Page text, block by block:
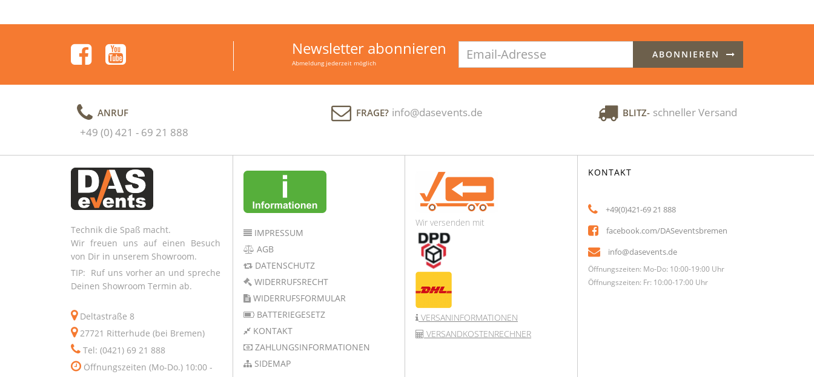
Newsletter abonnieren
Abmeldung jederzeit möglich
Adresse
ABONNIEREN
ANRUF
+49 (0) 421 - 69 21 888
FRAGE? info@dasevents.de BLITZ- schneller Versand
Technik die Spaß macht.
Wir freuen uns auf einen Besuch
von Dir in unserem Showroom.
TIP: Ruf uns vorher an und spreche
Deinen Showroom Termin ab.
Deltastraße 8
27721 Ritterhude (bei Bremen)
Tel: (0421) 69 21 888
Öffnungszeiten (Mo-Do.) 10:00 -
IMPRESSUM
AGB
DATENSCHUTZ
WIDERRUFSRECHT
WIDERRUFSFORMULAR
BATTERIEGESETZ
KONTAKT
ZAHLUNGSINFORMATIONEN
SIDEMAP
Wir versenden mit
VERSANINFORMATIONEN
VERSANDKOSTENRECHNER
KONTAKT
+49(0)421-69 21 888
facebook.com/DASeventsbremen
info@dasevents.de
Öffnungszeiten: Mo-Do: 10:00-19:00 Uhr
Öffnungszeiten: Fr: 10:00-17:00 Uhr